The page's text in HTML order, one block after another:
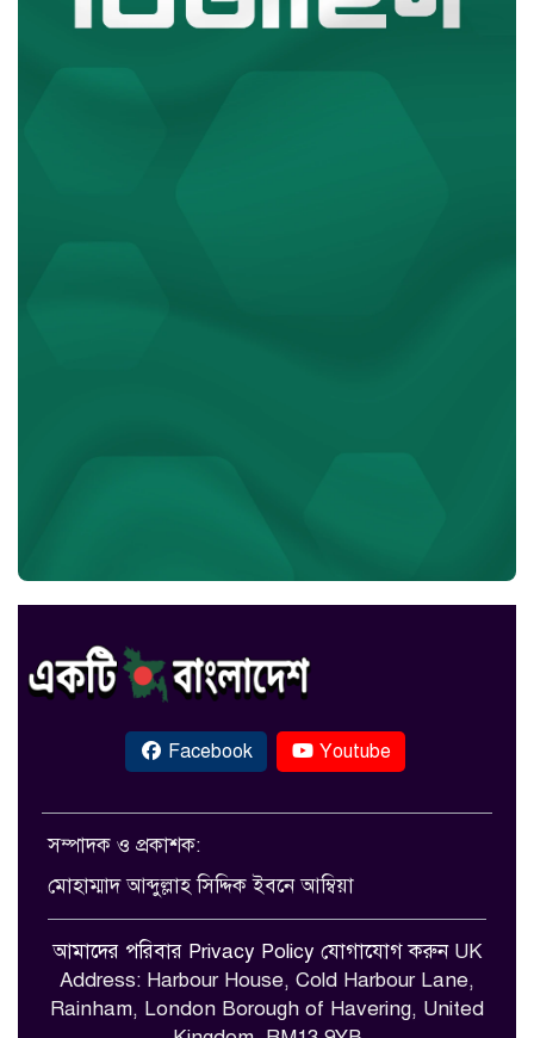
Facebook Youtube
সম্পাদক ও প্রকাশক:
মোহাম্মাদ আব্দুল্লাহ সিদ্দিক ইবনে আম্বিয়া
আমাদের পরিবার Privacy Policy যোগাযোগ করুনUK
Address: Harbour House, Cold Harbour Lane,
Rainham, London Borough of Havering, United